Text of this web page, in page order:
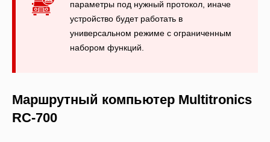
параметры под нужный протокол, иначе
устройство будет работать в
универсальном режиме с ограниченным
набором функций.
Маршрутный компьютер Multitronics
RC-700